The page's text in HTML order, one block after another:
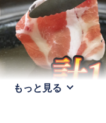
もっと見る